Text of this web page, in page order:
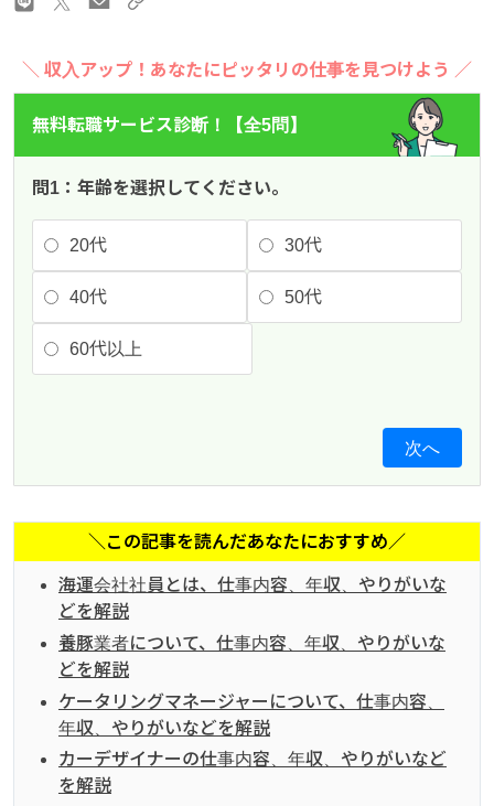
＼ 収入アップ！あなたにピッタリの仕事を見つけよう ／
無料転職サービス診断！【全5問】
問1：年齢を選択してください。
20代 30代
40代 50代
60代以上
次へ
＼この記事を読んだあなたにおすすめ／
海運会社社員とは、仕事内容、年収、やりがいな
どを解説
養豚業者について、仕事内容、年収、やりがいな
どを解説
ケータリングマネージャーについて、仕事内容、
年収、やりがいなどを解説
カーデザイナーの仕事内容、年収、やりがいなど
を解説